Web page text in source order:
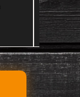
Завал